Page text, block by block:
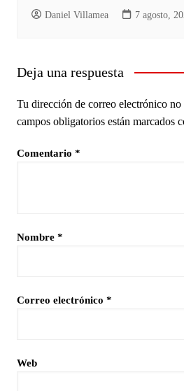
Daniel Villamea 7 agosto,
Deja una respuesta
Tu dirección de correo electrónico no
campos obligatorios están marcados
Comentario *
Nombre *
Correo electrónico *
Web